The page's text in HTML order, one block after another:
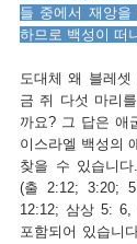
들 중에서 재앙을
하므로 백성이 떠
도대체 왜 블레
금 쥐 다섯 마리
까요? 그 답은 애
이스라엘 백성의
찾을 수 있습니
(출 2:12; 3:20;
12:12; 삼상 5: 6,
포함되어 있습니